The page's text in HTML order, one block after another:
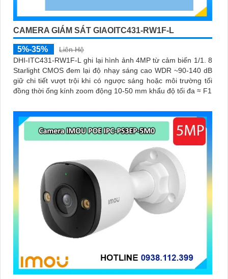
CAMERA GIÁM SÁT GIAOITC431-RW1F-L
5%-35%
Liên Hệ
DHI-ITC431-RW1F-L ghi lại hình ảnh 4MP từ cảm biến 1/1. 8
Starlight CMOS đem lại độ nhạy sáng cao WDR ~90-140 dB
giữ chi tiết vượt trội khi có ngược sáng hoặc môi trường tối
đồng thời ống kính zoom động 10-50 mm khẩu độ tối đa ≈ F1